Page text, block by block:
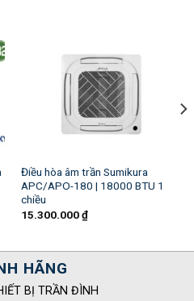
Điều hòa âm trần Sumikura
APC/APO-180 | 18000 BTU 1
chiều
15.300.000₫
HÃNG
BỊ TRẦN ĐÌNH